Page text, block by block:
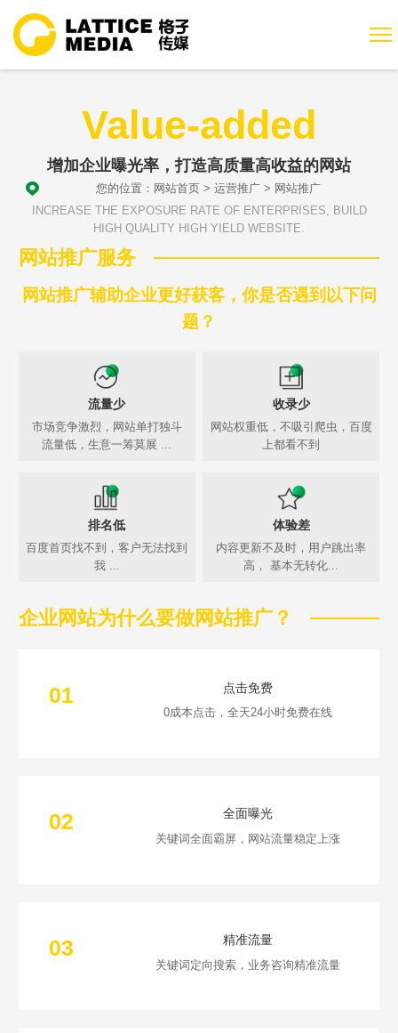
Value-added
增加企业曝光率，打造高质量高收益的网站
您的位置： 网站首页> 运营推广> 网站推广
INCREASE THE EXPOSURE RATE OF ENTERPRISES, BUILD
HIGH QUALITY HIGH YIELD WEBSITE.
网站推广服务
网站推广辅助企业更好获客，你是否遇到以下问
题？
流量少
市场竞争激烈，网站单打独斗
流量低，生意一筹莫展 ...
收录少
网站权重低，不吸引爬虫，百度
上都看不到
排名低
百度首页找不到，客户无法找到
我 ...
体验差
内容更新不及时，用户跳出率
高， 基本无转化...
企业网站为什么要做网站推广？
01 点击免费
0成本点击，全天24小时免费在线
02 全面曝光
关键词全面霸屏，网站流量稳定上涨
03 精准流量
关键词定向搜索，业务咨询精准流量